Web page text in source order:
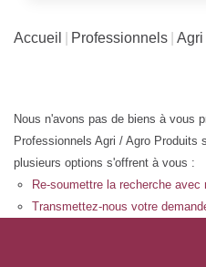
Accueil Professionnels Agri
Nous n'avons pas de biens à vous
Professionnels Agri / Agro Produits
plusieurs options s'offrent à vous :
Re-soumettre la recherche avec
Transmettez-nous votre